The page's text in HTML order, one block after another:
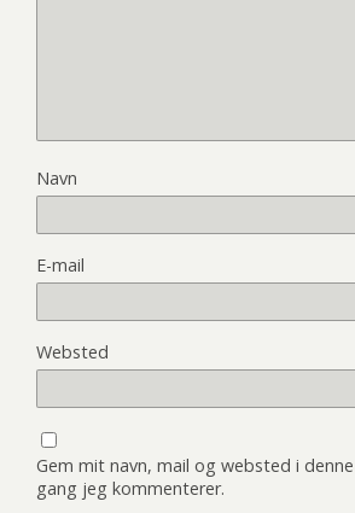
Navn
E-mail
Websted
Gem mit navn, mail og websted i
gang jeg kommenterer.